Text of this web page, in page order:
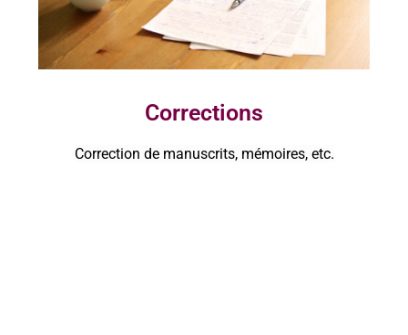
Corrections
Correction de manuscrits, mémoires, etc.